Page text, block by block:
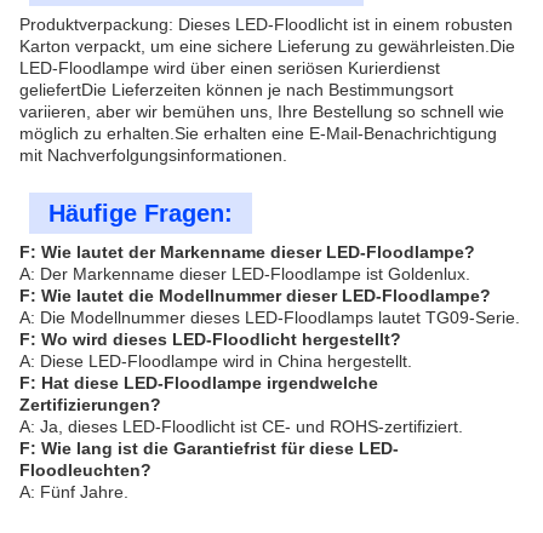
Produktverpackung: Dieses LED-Floodlicht ist in einem robusten
Karton verpackt, um eine sichere Lieferung zu gewährleisten.Die
LED-Floodlampe wird über einen seriösen Kurierdienst
geliefertDie Lieferzeiten können je nach Bestimmungsort
variieren, aber wir bemühen uns, Ihre Bestellung so schnell wie
möglich zu erhalten.Sie erhalten eine E-Mail-Benachrichtigung
mit Nachverfolgungsinformationen.
Häufige Fragen:
F: Wie lautet der Markenname dieser LED-Floodlampe?
A: Der Markenname dieser LED-Floodlampe ist Goldenlux.
F: Wie lautet die Modellnummer dieser LED-Floodlampe?
A: Die Modellnummer dieses LED-Floodlamps lautet TG09-Serie.
F: Wo wird dieses LED-Floodlicht hergestellt?
A: Diese LED-Floodlampe wird in China hergestellt.
F: Hat diese LED-Floodlampe irgendwelche
Zertifizierungen?
A: Ja, dieses LED-Floodlicht ist CE- und ROHS-zertifiziert.
F: Wie lang ist die Garantiefrist für diese LED-
Floodleuchten?
A: Fünf Jahre.